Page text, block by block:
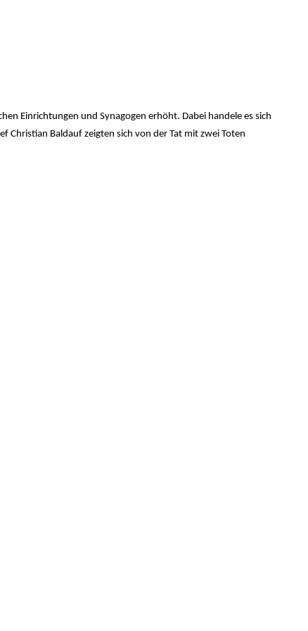
Einrichtungen und Synagogen erhöht. Dabei handele es sich
Christian Baldauf zeigten sich von der Tat mit zwei Toten